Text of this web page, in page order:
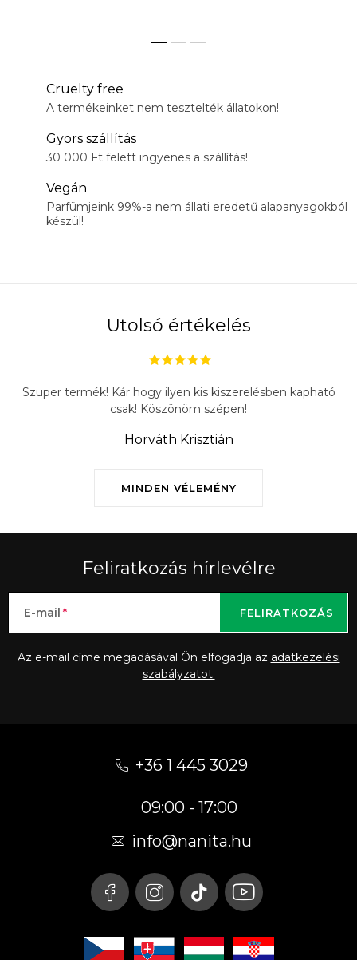
Cruelty free
A termékeinket nem tesztelték állatokon!
Gyors szállítás
30 000 Ft felett ingyenes a szállítás!
Vegán
Parfümjeink 99%-a nem állati eredetű alapanyagokból
készül!
Utolsó értékelés
MINDEN VÉLEMÉNY
Szuper termék! Kár hogy ilyen kis kiszerelésben kapható
csak! Köszönöm szépen!
Horváth Krisztián
Feliratkozás hírlevélre
E-mail
Az e-mail címe megadásával Ön elfogadja az adatkezelési
szabályzatot.
FELIRATKOZÁS
+36 1 445 3029
09:00 - 17:00
info@nanita.hu